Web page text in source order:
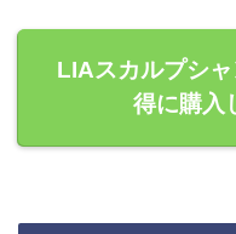
LIAスカルプシ
得に購入